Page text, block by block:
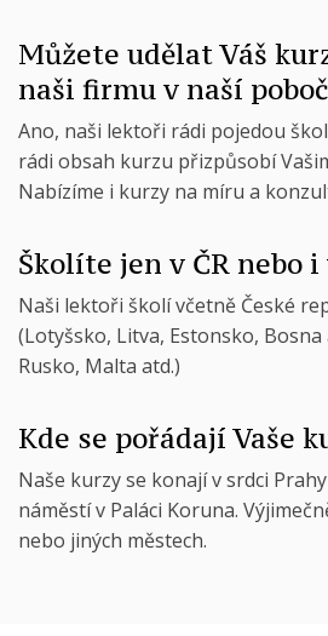
Můžete udělat Váš
naši firmu v naší
Ano, naši lektoři rádi pojedou
rádi obsah kurzu přizpůsobí
Nabízíme i kurzy na míru a
Školíte jen v ČR nebo
Naši lektoři školí včetně České
(Lotyšsko, Litva, Estonsko, Bosna
Rusko, Malta atd.)
Kde se pořádají Vaše
Naše kurzy se konají v srdci
náměstí v Paláci Koruna.
nebo jiných městech.